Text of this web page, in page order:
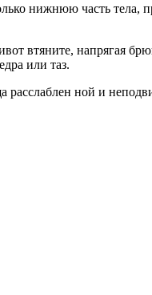
нижнюю часть тела,
втяните, напрягая
или таз.
расслаблен ной и